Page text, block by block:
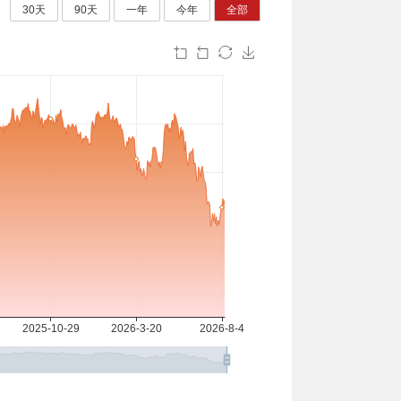
30天 90天 一年 今年 全部